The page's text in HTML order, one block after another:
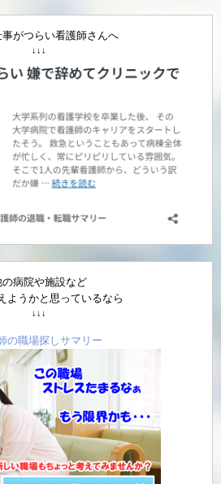
がつらい看護師さんへ
↓↓↓
の病院や施設など
ようかと思っているなら
↓↓↓
の職場探しサマリー